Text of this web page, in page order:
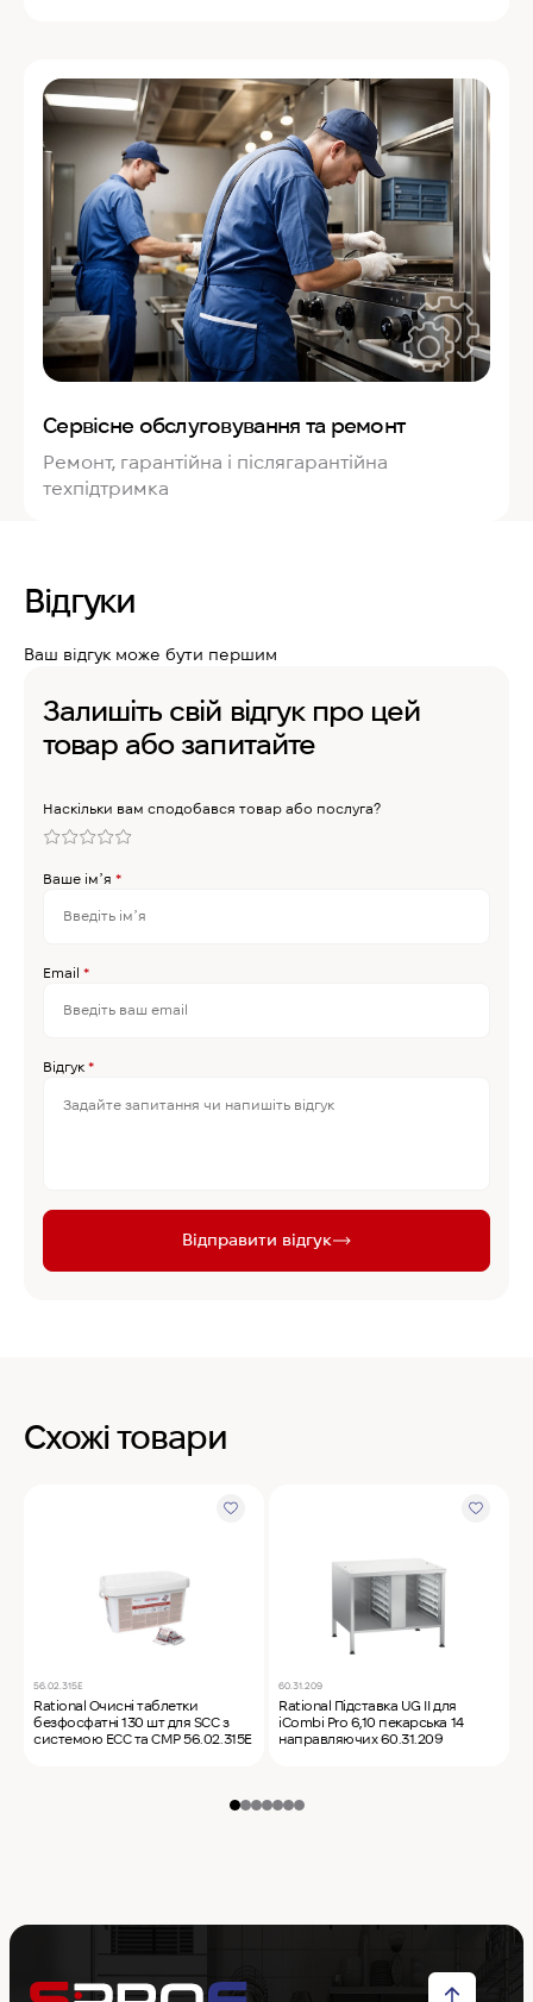
Сервісне обслуговування та ремонт
Ремонт, гарантійна і післягарантійна
техпідтримка
Відгуки
Ваш відгук може бути першим
Залишіть свій відгук про цей
товар або запитайте
Наскільки вам сподобався товар або послуга?
Ваше імʼя *
Email *
Відгук *
Відправити відгук
Схожі товари
56.02.315E
Rational Очисні таблетки
безфосфатні 130 шт для SCC з
системою ECC та CMP 56.02.315E
60.31.209
Rational Підставка UG II для
iCombi Pro 6,10 пекарська 14
направляючих 60.31.209